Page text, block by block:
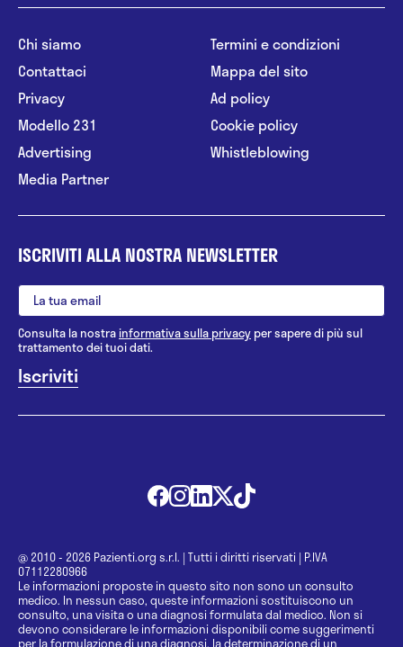
Chi siamo
Contattaci
Privacy
Modello 231
Advertising
Media Partner
Termini e condizioni
Mappa del sito
Ad policy
Cookie policy
Whistleblowing
ISCRIVITI ALLA NOSTRA NEWSLETTER
Consulta la nostrainformativa sulla privacy per sapere di più sul
trattamento dei tuoi dati.
@ 2010 - 2026 Pazienti.org s.r.l. | Tutti i diritti riservati | P.IVA
07112280966
Le informazioni proposte in questo sito non sono un consulto
medico. In nessun caso, queste informazioni sostituiscono un
consulto, una visita o una diagnosi formulata dal medico. Non si
devono considerare le informazioni disponibili come suggerimenti
per la formulazione di una diagnosi, la determinazione di un